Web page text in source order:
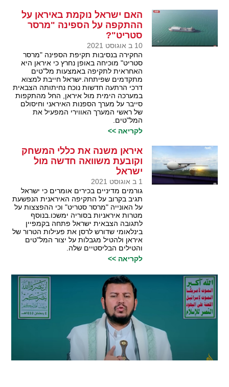
האם ישראל נוקמת באיראן על
ההתקפה על הספינה "מרסר
סטריט"?
10 ב אוגוסט 2021
החקירה בנסיבות תקיפת הספינה "מרסר
סטריט" מוכיחה באופן נחרץ כי איראן היא
האחראית לתקיפה באמצעות מל"טים
מתקדמים שפיתחה.ישראל חייבת למצוא
דרכי הרתעה חדשות נוכח נחיתותה הצבאית
במערכה הימית מול איראן, החל מהתקפות
סייבר על מערך הספנות האיראני וחיסולם
של ראשי המערך האווירי המפעיל את
המל"טים.
לקריאה >>
איראן משנה את כללי המשחק
וקובעת משוואה חדשה מול
ישראל
1 ב אוגוסט 2021
גורמים מדיניים בכירים אומרים כי ישראל
תגיב בקרוב על התקיפה האיראנית הנפשעת
על האונייה "מרסר סטריט" וכי ההפצצות על
מטרות איראניות בסוריה ימשכו.בנוסף
לתגובה הצבאית ישראל פתחה בקמפיין
בינלאומי שדורש לרסן את פעילות הטרור של
איראן ולהטיל מגבלות על יצור המל"טים
והטילים הבליסטיים שלה.
לקריאה >>